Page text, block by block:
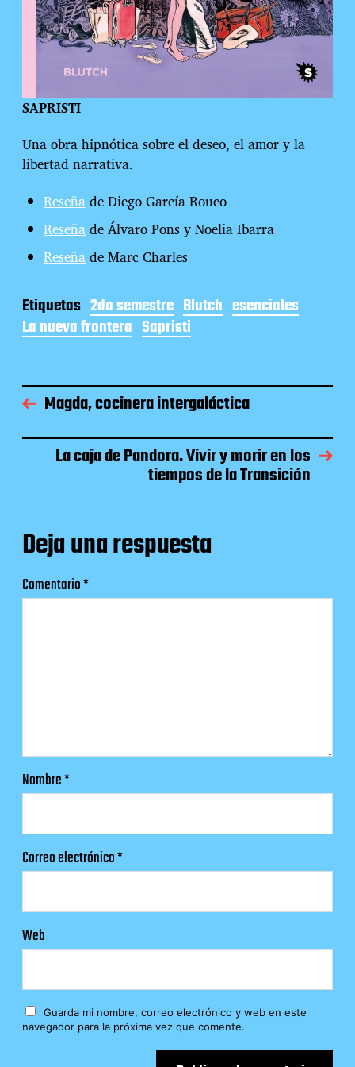
SAPRISTI
Una obra hipnótica sobre el deseo, el amor y la
libertad narrativa.
Reseñade Diego García Rouco
Reseñade Álvaro Pons y Noelia Ibarra
Reseñade Marc Charles
Etiquetas 2do semestre Blutch esenciales
La nueva frontera Sapristi
Magda, cocinera intergaláctica
La caja de Pandora. Vivir y morir en los
tiempos de la Transición
Deja una respuesta
Comentario*
Nombre*
Correo electrónico*
Web
Guarda mi nombre, correo electrónico y web en este
navegador para la próxima vez que comente.